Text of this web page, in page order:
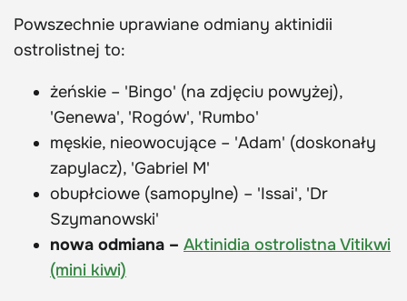
Powszechnie uprawiane odmiany aktinidii
ostrolistnej to:
żeńskie – 'Bingo' (na zdjęciu powyżej),
'Genewa', 'Rogów', 'Rumbo'
męskie, nieowocujące – 'Adam' (doskonały
zapylacz), 'Gabriel M'
obupłciowe (samopylne) – 'Issai', 'Dr
Szymanowski'
nowa odmiana – Aktinidia ostrolistna Vitikwi
(mini kiwi)